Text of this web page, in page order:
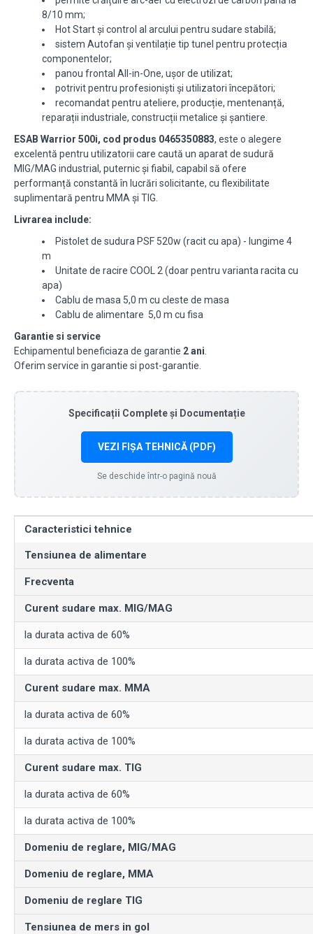
8/10 mm;
Hot Start și control al arcului pentru sudare stabilă;
sistem Autofan și ventilație tip tunel pentru protecția
componentelor;
panou frontal All-in-One, ușor de utilizat;
potrivit pentru profesioniști și utilizatori începători;
recomandat pentru ateliere, producție, mentenanță,
reparații industriale, construcții metalice și șantiere.
ESAB Warrior 500i, cod produs 0465350883, este o alegere
excelentă pentru utilizatorii care caută un aparat de sudură
MIG/MAG industrial, puternic și fiabil, capabil să ofere
performanță constantă în lucrări solicitante, cu flexibilitate
suplimentară pentru MMA și TIG.
Livrarea include:
Pistolet de sudura PSF 520w (racit cu apa) - lungime 4
m
Unitate de racire COOL 2 (doar pentru varianta racita cu
apa)
Cablu de masa 5,0 m cu cleste de masa
Cablu de alimentare 5,0 m cu fisa
Garantie si service
Echipamentul beneficiaza de garantie 2 ani
Oferim service in garantie si post-garantie.
Specificații Complete și Documentație
VEZI FIȘA TEHNICĂ (PDF)
Se deschide într-o pagină nouă
Caracteristici tehnice
Tensiunea de alimentare
Frecventa
Curent sudare max. MIG/MAG
la durata activa de 60%
la durata activa de 100%
Curent sudare max. MMA
la durata activa de 60%
la durata activa de 100%
Curent sudare max. TIG
la durata activa de 60%
la durata activa de 100%
Domeniu de reglare, MIG/MAG
Domeniu de reglare, MMA
Domeniu de reglare TIG
Tensiunea de mers in gol